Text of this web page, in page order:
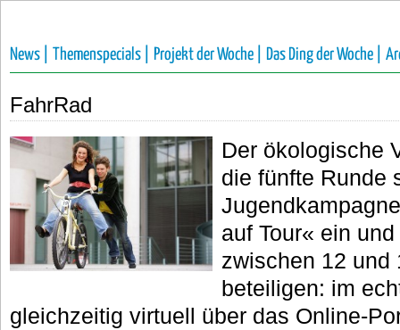
News | Themenspecials | Projekt der Woche | Das Ding der Woche |
FahrRad
Der ökologische
die fünfte Runde
auf Tour« ein
zwischen 12 und
beteiligen: im
gleichzeitig virtuell über das Online-